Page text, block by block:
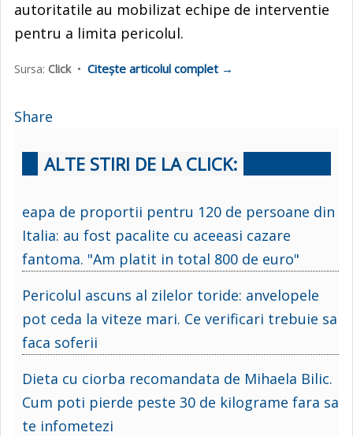
autoritatile au mobilizat echipe de interventie
pentru a limita pericolul.
Sursa: Click• Citește articolul complet →
Share
ALTE STIRI DE LA CLICK:
eapa de proportii pentru 120 de persoane din
Italia: au fost pacalite cu aceeasi cazare
fantoma. "Am platit in total 800 de euro"
Pericolul ascuns al zilelor toride: anvelopele
pot ceda la viteze mari. Ce verificari trebuie sa
faca soferii
Dieta cu ciorba recomandata de Mihaela Bilic.
Cum poti pierde peste 30 de kilograme fara sa
te infometezi